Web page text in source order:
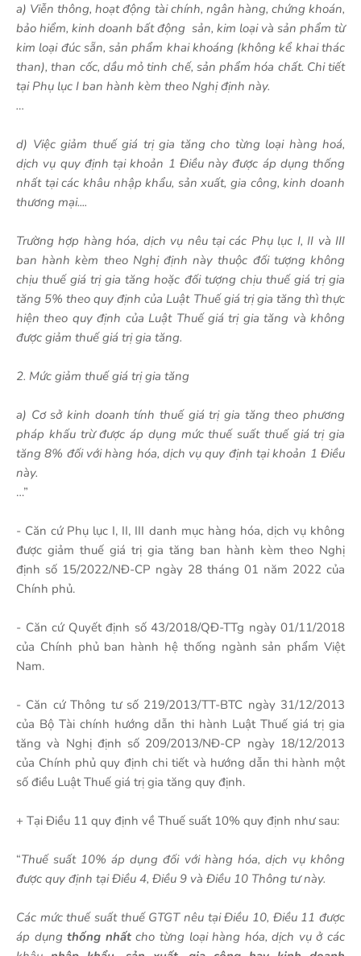
a) Viễn thông, hoạt động tài chính, ngân hàng, chứng khoán,
bảo hiểm, kinh doanh bất động sản, kim loại và sản phẩm từ
kim loại đúc sẵn, sản phẩm khai khoáng (không kể khai thác
than), than cốc, dầu mỏ tinh chế, sản phẩm hóa chất. Chi tiết
tại Phụ lục I ban hành kèm theo Nghị định này.
…
d) Việc giảm thuế giá trị gia tăng cho từng loại hàng hoá,
dịch vụ quy định tại khoản 1 Điều này được áp dụng thống
nhất tại các khâu nhập khẩu, sản xuất, gia công, kinh doanh
thương mại....
Trường hợp hàng hóa, dịch vụ nêu tại các Phụ lục I, II và III
ban hành kèm theo Nghị định này thuộc đối tượng không
chịu thuế giá trị gia tăng hoặc đối tượng chịu thuế giá trị gia
tăng 5% theo quy định của Luật Thuế giá trị gia tăng thì thực
hiện theo quy định của Luật Thuế giá trị gia tăng và không
được giảm thuế giá trị gia tăng.
2. Mức giảm thuế giá trị gia tăng
a) Cơ sở kinh doanh tính thuế giá trị gia tăng theo phương
pháp khấu trừ được áp dụng mức thuế suất thuế giá trị gia
tăng 8% đối với hàng hóa, dịch vụ quy định tại khoản 1 Điều
này.
…”
- Căn cứ Phụ lục I, II, III danh mục hàng hóa, dịch vụ không
được giảm thuế giá trị gia tăng ban hành kèm theo Nghị
định số 15/2022/NĐ-CP ngày 28 tháng 01 năm 2022 của
Chính phủ.
- Căn cứ Quyết định số 43/2018/QĐ-TTg ngày 01/11/2018
của Chính phủ ban hành hệ thống ngành sản phẩm Việt
Nam.
- Căn cứ Thông tư số 219/2013/TT-BTC ngày 31/12/2013
của Bộ Tài chính hướng dẫn thi hành Luật Thuế giá trị gia
tăng và Nghị định số 209/2013/NĐ-CP ngày 18/12/2013
của Chính phủ quy định chi tiết và hướng dẫn thi hành một
số điều Luật Thuế giá trị gia tăng quy định.
+ Tại Điều 11 quy định về Thuế suất 10% quy định như sau:
“Thuế suất 10% áp dụng đối với hàng hóa, dịch vụ không
được quy định tại Điều 4, Điều 9 và Điều 10 Thông tư này.
Các mức thuế suất thuế GTGT nêu tại Điều 10, Điều 11 được
áp dụngthống nhấtcho từng loại hàng hóa, dịch vụ ở các